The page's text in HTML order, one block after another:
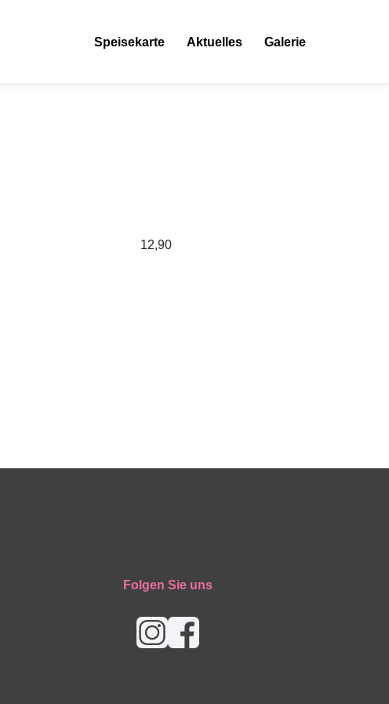
Speisekarte Aktuelles Galerie
12,90
Folgen Sie uns